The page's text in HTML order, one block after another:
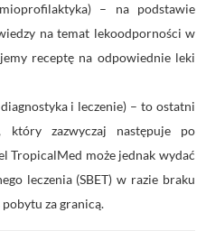
– na podstawie
na temat lekoodporności w
receptę na odpowiednie leki
i leczenie) – to ostatni
który zazwyczaj następuje po
TropicalMed może jednak wydać
leczenia (SBET) w razie braku
za granicą.